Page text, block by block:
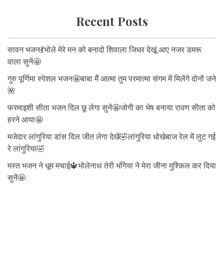
Recent Posts
सावन भजन💃भोले मेरे मन को बनादो शिवाला जिधर देखूं आए नजर डमरू
वाला सुनें🤩
गुरु पूर्णिमा स्पेशल भजन🤩बाबा मैं आत्मा तुम परमात्मा संगम में मिलेंगे दोनों जने
🌺
फरमाइशी सीता भजन दिल छू लेगा सुनें🤩जोगी का भेष बनाया रावण सीता को
हरने आया🤩
मजेदार लांगुरिया डांस दिल जीत लेगा देखें🤣लांगुरिया धोखेबाज रेल में लुट गई
रे लांगुरिया🤣
मस्त भजन ने धूम मचाई🔱भोलेनाथ तेरी भंगिया ने मेरा जीना मुश्किल कर दिया
सुनें🤩